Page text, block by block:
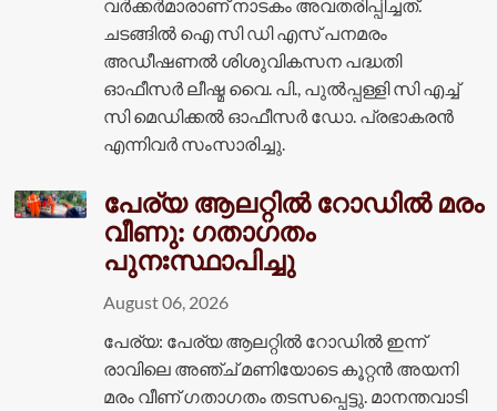
വർക്കർമാരാണ് നാടകം അവതരിപ്പിച്ചത്.
ചടങ്ങിൽ ഐ സി ഡി എസ് പനമരം
അഡീഷണൽ ശിശുവികസന പദ്ധതി
ഓഫീസർ ലീഷ്മ വൈ. പി., പുൽപ്പള്ളി സി എച്ച്
സി മെഡിക്കൽ ഓഫീസർ ഡോ. പ്രഭാകരൻ
എന്നിവർ സംസാരിച്ചു.
പേര്യ ആലറ്റിൽ റോഡിൽ മരം
വീണു: ഗതാഗതം
പുനഃസ്ഥാപിച്ചു
August 06, 2026
പേര്യ: പേര്യ ആലറ്റിൽ റോഡിൽ ഇന്ന്
രാവിലെ അഞ്ച് മണിയോടെ കൂറ്റൻ അയനി
മരം വീണ് ഗതാഗതം തടസപ്പെട്ടു. മാനന്തവാടി